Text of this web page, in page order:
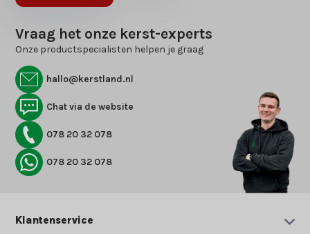
Vraag het onze kerst-experts
Onze productspecialisten helpen je graag
hallo@kerstland.nl
Chat via de website
078 20 32 078
078 20 32 078
Klantenservice